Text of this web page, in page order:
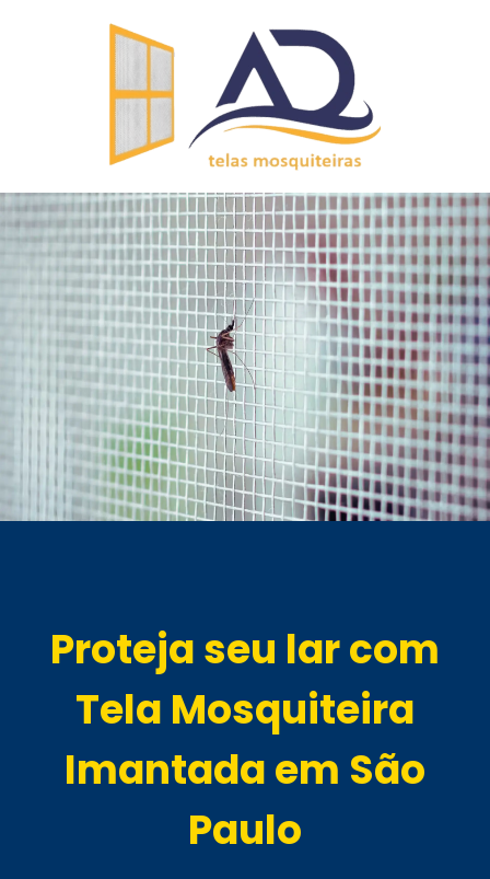
Proteja seu lar com
Tela Mosquiteira
Imantada em São
Paulo